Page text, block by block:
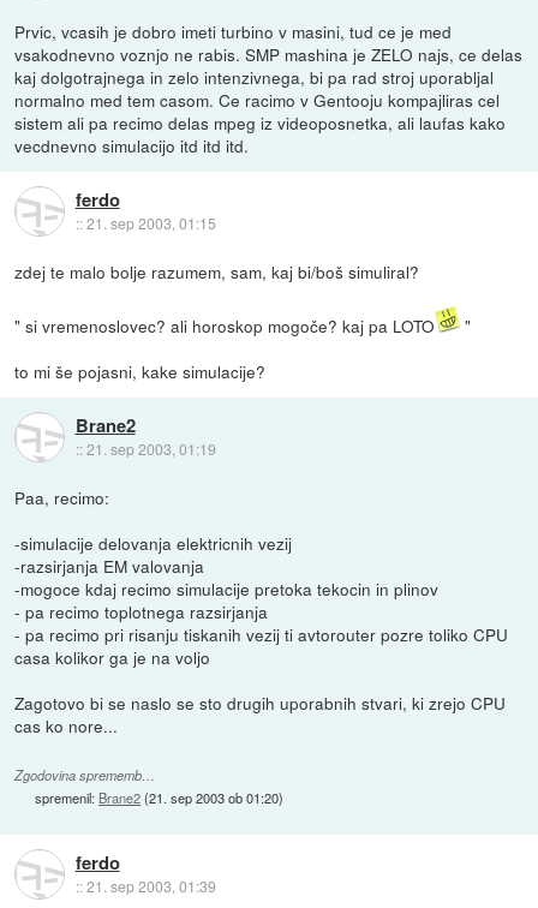
Prvic, vcasih je dobro imeti turbino v masini, tud ce je med
vsakodnevno voznjo ne rabis. SMP mashina je ZELO najs, ce delas
kaj dolgotrajnega in zelo intenzivnega, bi pa rad stroj uporabljal
normalno med tem casom. Ce racimo v Gentooju kompajliras cel
sistem ali pa recimo delas mpeg iz videoposnetka, ali laufas kako
vecdnevno simulacijo itd itd itd.
ferdo
::21. sep 2003, 01:15
zdej te malo bolje razumem, sam, kaj bi/boš simuliral?
" si vremenoslovec? ali horoskop mogoče? kaj pa LOTO
"
to mi še pojasni, kake simulacije?
Brane2
::21. sep 2003, 01:19
Paa, recimo:
-simulacije delovanja elektricnih vezij
-razsirjanja EM valovanja
-mogoce kdaj recimo simulacije pretoka tekocin in plinov
- pa recimo toplotnega razsirjanja
- pa recimo pri risanju tiskanih vezij ti avtorouter pozre toliko CPU
casa kolikor ga je na voljo
Zagotovo bi se naslo se sto drugih uporabnih stvari, ki zrejo CPU
cas ko nore...
Zgodovina sprememb…
spremenil: Brane2(21. sep 2003 ob 01:20)
ferdo
::21. sep 2003, 01:39